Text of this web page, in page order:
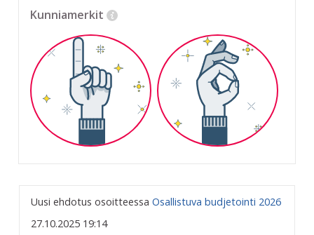
Kunniamerkit
Uusi ehdotus osoitteessa Osallistuva budjetointi 2026
27.10.2025 19:14